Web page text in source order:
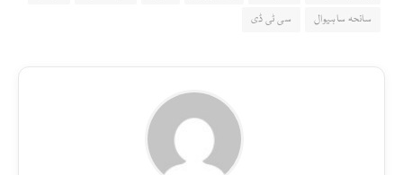
سانحہ ساہیوال
سی ٹی ڈی